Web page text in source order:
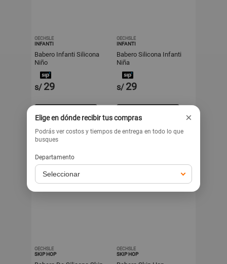
OECHSLE
INFANTI
Babero Infanti Silicona
Niño
s/ 29
OECHSLE
INFANTI
Babero Silicona Infanti
Niña
s/ 29
OECHSLE
SKIP HOP
OECHSLE
SKIP HOP
Elige en dónde recibir tus compras ×
Podrás ver costos y tiempos de entrega en todo lo que
busques
Departamento